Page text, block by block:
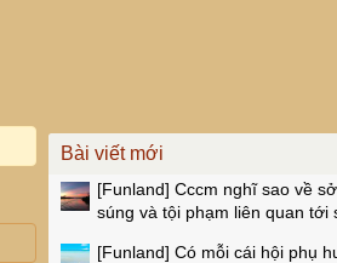
Bài viết mới
[Funland] Cccm nghĩ sao về
súng và tội phạm liên quan tới
[Funland] Có mỗi cái hội phụ